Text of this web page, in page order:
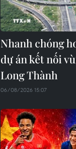
Nhanh chóng
dự án kết nối
Long Thành
06/08/2026 15:07